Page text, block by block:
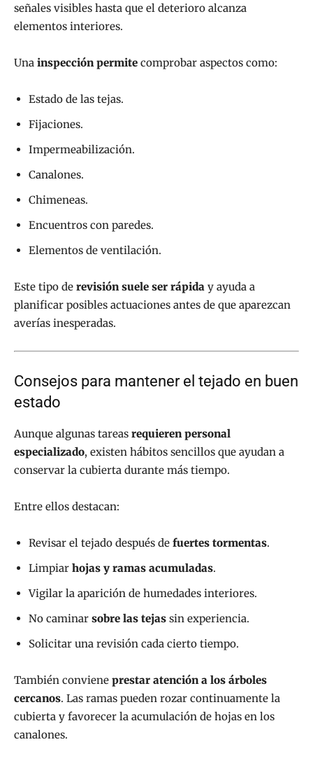
señales visibles hasta que el deterioro alcanza
elementos interiores.
Una inspección permite comprobar aspectos como:
Estado de las tejas.
Fijaciones.
Impermeabilización.
Canalones.
Chimeneas.
Encuentros con paredes.
Elementos de ventilación.
Este tipo de revisión suele ser rápida y ayuda a
planificar posibles actuaciones antes de que aparezcan
averías inesperadas.
Consejos para mantener el tejado en buen
estado
Aunque algunas tareas requieren personal
especializado, existen hábitos sencillos que ayudan a
conservar la cubierta durante más tiempo.
Entre ellos destacan:
Revisar el tejado después de fuertes tormentas.
Limpiar hojas y ramas acumuladas.
Vigilar la aparición de humedades interiores.
No caminar sobre las tejas sin experiencia.
Solicitar una revisión cada cierto tiempo.
También conviene prestar atención a los árboles
cercanos. Las ramas pueden rozar continuamente la
cubierta y favorecer la acumulación de hojas en los
canalones.